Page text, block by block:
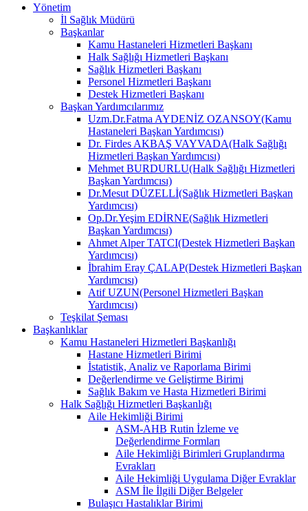
Yönetim
İl Sağlık Müdürü
Başkanlar
Kamu Hastaneleri Hizmetleri Başkanı
Halk Sağlığı Hizmetleri Başkanı
Sağlık Hizmetleri Başkanı
Personel Hizmetleri Başkanı
Destek Hizmetleri Başkanı
Başkan Yardımcılarımız
Uzm.Dr.Fatma AYDENİZ OZANSOY(Kamu
Hastaneleri Başkan Yardımcısı)
Dr. Firdes AKBAŞ VAYVADA(Halk Sağlığı
Hizmetleri Başkan Yardımcısı)
Mehmet BURDURLU(Halk Sağlığı Hizmetleri
Başkan Yardımcısı)
Dr.Mesut DÜZELLİ(Sağlık Hizmetleri Başkan
Yardımcısı)
Op.Dr.Yeşim EDİRNE(Sağlık Hizmetleri
Başkan Yardımcısı)
Ahmet Alper TATCI(Destek Hizmetleri Başkan
Yardımcısı)
İbrahim Eray ÇALAP(Destek Hizmetleri Başkan
Yardımcısı)
Atif UZUN(Personel Hizmetleri Başkan
Yardımcısı)
Teşkilat Şeması
Başkanlıklar
Kamu Hastaneleri Hizmetleri Başkanlığı
Hastane Hizmetleri Birimi
İstatistik, Analiz ve Raporlama Birimi
Değerlendirme ve Geliştirme Birimi
Sağlık Bakım ve Hasta Hizmetleri Birimi
Halk Sağlığı Hizmetleri Başkanlığı
Aile Hekimliği Birimi
ASM-AHB Rutin İzleme ve
Değerlendirme Formları
Aile Hekimliği Birimleri Gruplandırma
Evrakları
Aile Hekimliği Uygulama Diğer Evraklar
ASM İle İlgili Diğer Belgeler
Bulaşıcı Hastalıklar Birimi